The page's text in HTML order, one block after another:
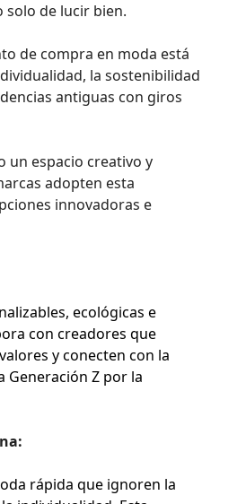
solo de lucir bien.
de compra en moda está
la sostenibilidad
antiguas con giros
un espacio creativo y
adopten esta
innovadoras e
ecológicas e
con creadores que
y conecten con la
Generación Z por la
rápida que ignoren la